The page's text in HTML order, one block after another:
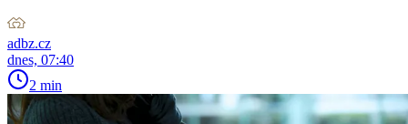
adbz.cz
dnes, 07:40
2 min